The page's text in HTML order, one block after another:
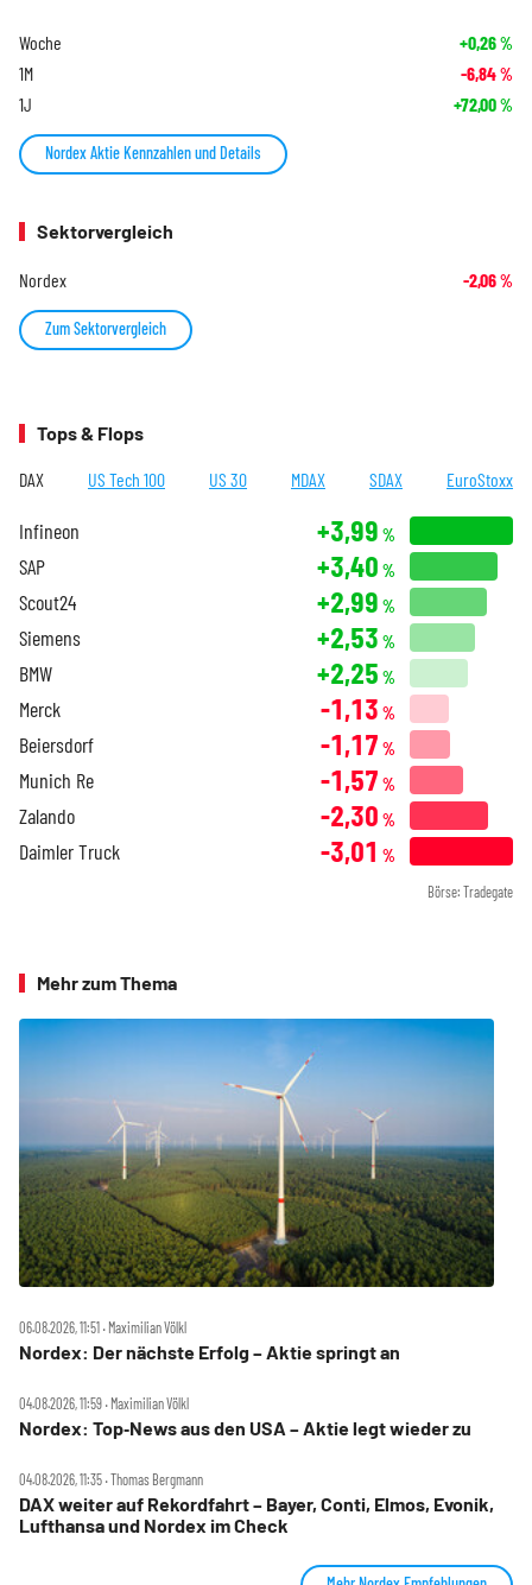
Woche +0,26%
1M -6,84%
1J +72,00%
Nordex Aktie Kennzahlen und Details
Sektorvergleich
Nordex -2,06%
Zum Sektorvergleich
Tops & Flops
DAX US Tech 100 US 30 MDAX SDAX EuroStoxx
Infineon +3,99 %
SAP +3,40 %
Scout24 +2,99 %
Siemens +2,53 %
BMW +2,25 %
Merck -1,13 %
Beiersdorf -1,17 %
Munich Re -1,57 %
Zalando -2,30 %
Daimler Truck -3,01 %
Börse: Tradegate
Mehr zum Thema
06.08.2026, 11:51 ‧ Maximilian Völkl
Nordex: Der nächste Erfolg – Aktie springt an
04.08.2026, 11:59 ‧ Maximilian Völkl
Nordex: Top‑News aus den USA – Aktie legt wieder zu
04.08.2026, 11:35 ‧ Thomas Bergmann
DAX weiter auf Rekordfahrt – Bayer, Conti, Elmos, Evonik,
Lufthansa und Nordex im Check